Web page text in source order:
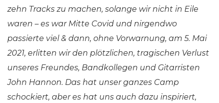
zehn Tracks zu machen, solange wir nicht in Eile
waren – es war Mitte Covid und nirgendwo
passierte viel & dann, ohne Vorwarnung, am 5. Mai
2021, erlitten wir den plötzlichen, tragischen Verlust
unseres Freundes, Bandkollegen und Gitarristen
John Hannon. Das hat unser ganzes Camp
schockiert, aber es hat uns auch dazu inspiriert,